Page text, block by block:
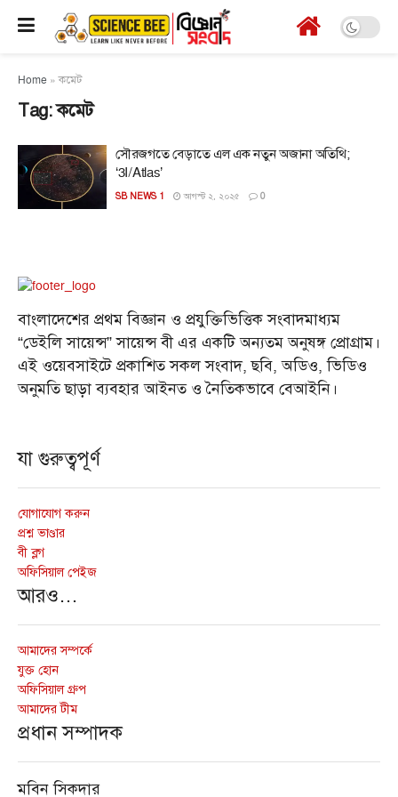
Home »কমেট
Tag:কমেট
সৌরজগতে বেড়াতে এল এক নতুন অজানা অতিথি;
‘3I/Atlas’
SB NEWS 1 আগস্ট ২, ২০২৫ 0
বাংলাদেশের প্রথম বিজ্ঞান ও প্রযুক্তিভিত্তিক সংবাদমাধ্যম
“ডেইলি সায়েন্স” সায়েন্স বী এর একটি অন্যতম অনুষঙ্গ প্রোগ্রাম।
এই ওয়েবসাইটে প্রকাশিত সকল সংবাদ, ছবি, অডিও, ভিডিও
অনুমতি ছাড়া ব্যবহার আইনত ও নৈতিকভাবে বেআইনি।
যা গুরুত্বপূর্ণ
যোগাযোগ করুন
প্রশ্ন ভাণ্ডার
বী ব্লগ
অফিসিয়াল পেইজ
আরও…
আমাদের সম্পর্কে
যুক্ত হোন
অফিসিয়াল গ্রুপ
আমাদের টীম
প্রধান সম্পাদক
মবিন সিকদার